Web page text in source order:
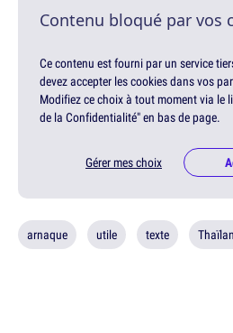
Contenu bloqué par vos
Ce contenu est fourni par un service
devez accepter les cookies dans vos
Modifiez ce choix à tout moment via le
de la Confidentialité" en bas de page.
Gérer mes choix
arnaque utile texte